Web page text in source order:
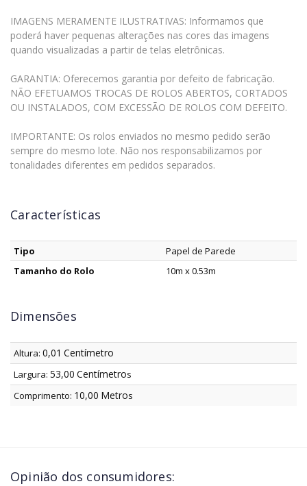
IMAGENS MERAMENTE ILUSTRATIVAS: Informamos que
poderá haver pequenas alterações nas cores das imagens
quando visualizadas a partir de telas eletrônicas.
GARANTIA: Oferecemos garantia por defeito de fabricação.
NÃO EFETUAMOS TROCAS DE ROLOS ABERTOS, CORTADOS
OU INSTALADOS, COM EXCESSÃO DE ROLOS COM DEFEITO.
IMPORTANTE: Os rolos enviados no mesmo pedido serão
sempre do mesmo lote. Não nos responsabilizamos por
tonalidades diferentes em pedidos separados.
Características
Tipo
Papel de Parede
Tamanho do Rolo
10m x 0.53m
Dimensões
Altura: 0,01 Centímetro
Largura: 53,00 Centímetros
Comprimento: 10,00 Metros
Opinião dos consumidores: